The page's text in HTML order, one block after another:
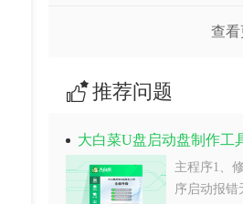
查
推荐问题
大白菜U盘启动盘制作工
主程序1、
序启动报